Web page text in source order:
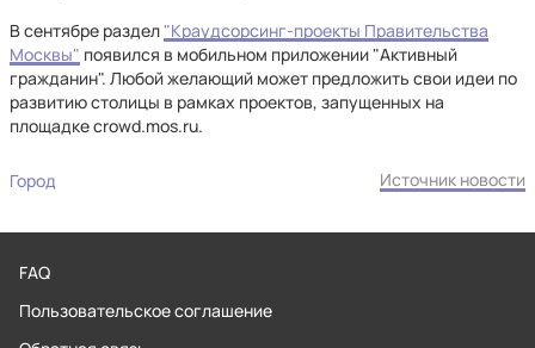
В сентябре раздел "Краудсорсинг-проекты Правительства
Москвы" появился в мобильном приложении "Активный
гражданин". Любой желающий может предложить свои идеи по
развитию столицы в рамках проектов, запущенных на
площадке crowd.mos.ru.
Город Источник новости
FAQ
Пользовательское соглашение